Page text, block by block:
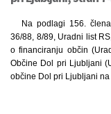
Na podlagi 156.
36/88, 8/89, Uradni list
o financiranju občin
Občine Dol pri Ljubljani
občine Dol pri Ljubljani na